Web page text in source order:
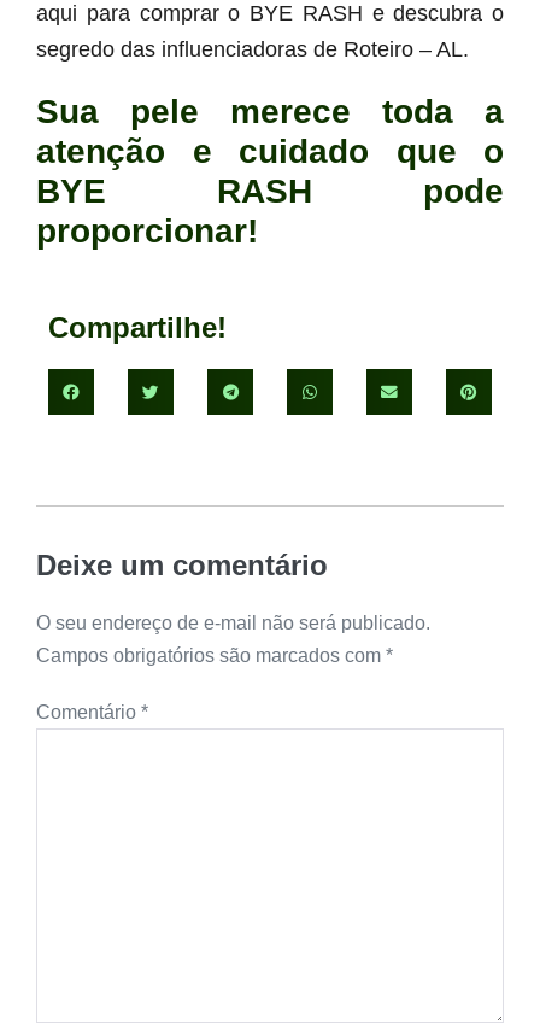
aqui para comprar o BYE RASH e descubra o
segredo das influenciadoras de Roteiro – AL.
Sua pele merece toda a
atenção e cuidado que o
BYE RASH pode
proporcionar!
Compartilhe!
Deixe um comentário
O seu endereço de e-mail não será publicado.
Campos obrigatórios são marcados com *
Comentário *